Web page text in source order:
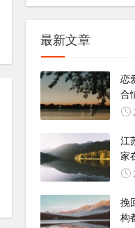
最新文章
恋
合
江
家
挽
构